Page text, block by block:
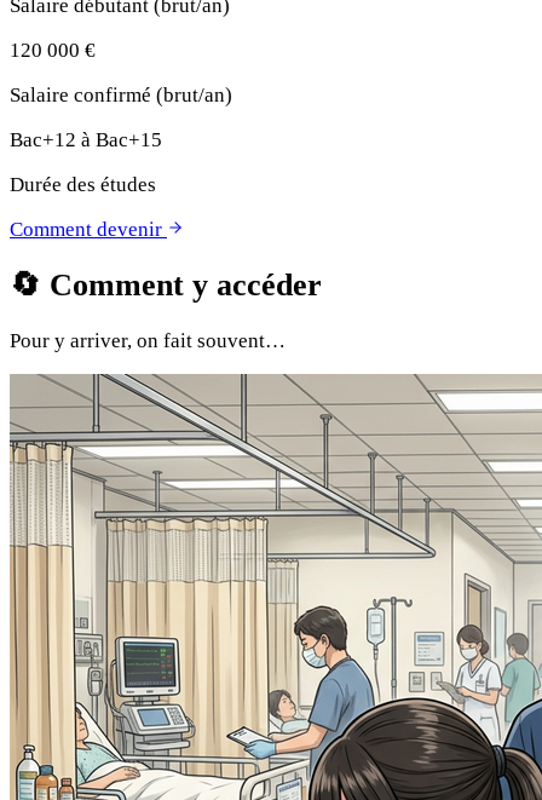
Salaire débutant (brut/an)
120 000 €
Salaire confirmé (brut/an)
Bac+12 à Bac+15
Durée des études
Comment devenir
🔄 Comment y accéder
Pour y arriver, on fait souvent…